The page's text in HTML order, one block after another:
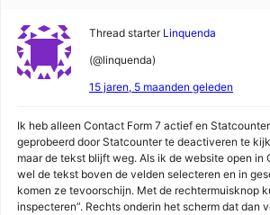
Thread starter Linquenda
(@linquenda)
15 jaren, 5 maanden geleden
Ik heb alleen Contact Form 7 actief en
geprobeerd door Statcounter te deactiveren te
maar de tekst blijft weg. Als ik de website open in
wel de tekst boven de velden selecteren en in
komen ze tevoorschijn. Met de rechtermuisknop
inspecteren”. Rechts onderin het scherm dat dan